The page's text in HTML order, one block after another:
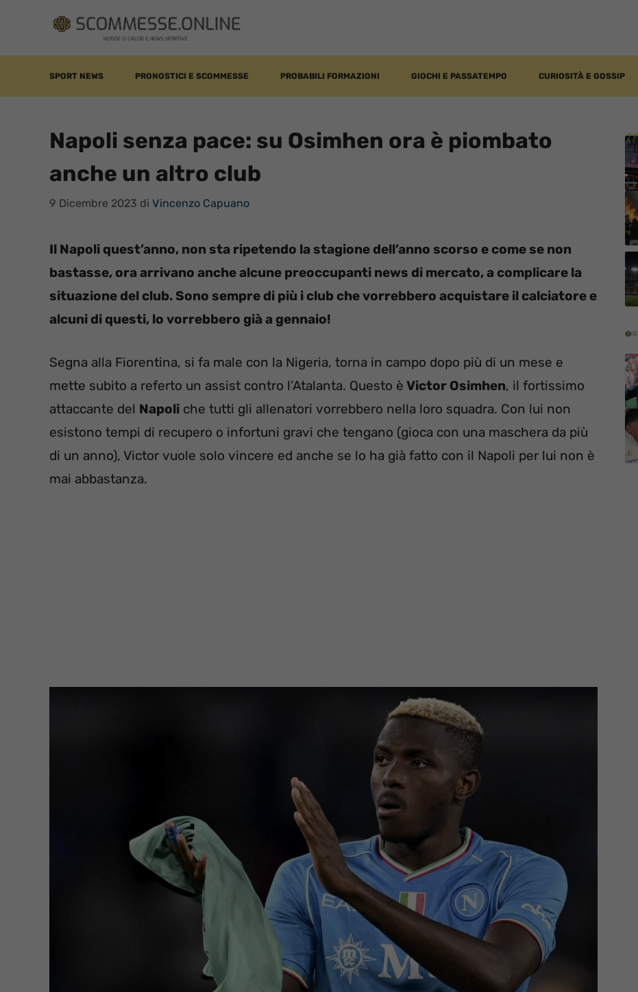
contenuto
SPORT NEWS PRONOSTICI E SCOMMESSE PROBABILI FORMAZIONI GIOCHI E PASSATEMPO CURIOSITÀ E GOSSIP
Napoli senza pace: su Osimhen ora è piombato
anche un altro club
9 Dicembre 2023 di Vincenzo Capuano
Il Napoli quest’anno, non sta ripetendo la stagione dell’anno scorso e come se non
bastasse, ora arrivano anche alcune preoccupanti news di mercato, a complicare la
situazione del club. Sono sempre di più i club che vorrebbero acquistare il calciatore e
alcuni di questi, lo vorrebbero già a gennaio!
Segna alla Fiorentina, si fa male con la Nigeria, torna in campo dopo più di un mese e
mette subito a referto un assist contro l’Atalanta. Questo è Victor Osimhen, il fortissimo
attaccante del Napoli che tutti gli allenatori vorrebbero nella loro squadra. Con lui non
esistono tempi di recupero o infortuni gravi che tengano (gioca con una maschera da più
di un anno), Victor vuole solo vincere ed anche se lo ha già fatto con il Napoli per lui non è
mai abbastanza.